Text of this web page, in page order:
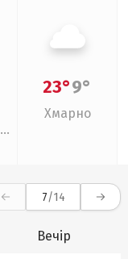
23°9°
Хмарно
7/14
Вечір